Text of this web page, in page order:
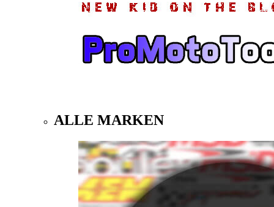
ALLE MARKEN